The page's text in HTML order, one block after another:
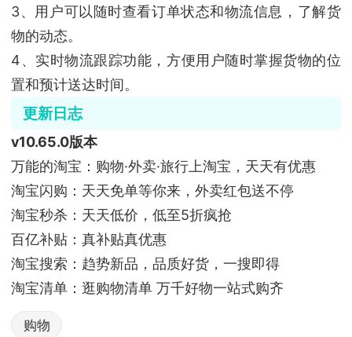
3、用户可以随时查看订单状态和物流信息，了解货
物的动态。
4、实时物流跟踪功能，方便用户随时掌握货物的位
置和预计送达时间。
更新日志
v10.65.0版本
万能的淘宝：购物·外卖·旅行上淘宝，天天有优惠
淘宝闪购：天天免单等你来，外卖红包送不停
淘宝秒杀：天天低价，低至5折疯抢
百亿补贴：真补贴真优惠
淘宝搜索：趋势新品，品质好货，一搜即得
淘宝清单：逛购物清单 万千好物一站式购齐
购物